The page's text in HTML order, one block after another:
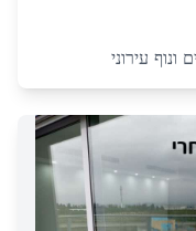
ונוף עירוני